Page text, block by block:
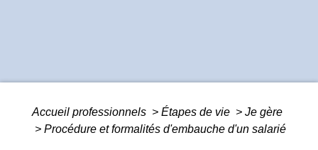
Accueil professionnels > Étapes de vie > Je gère
> Procédure et formalités d'embauche d'un salarié